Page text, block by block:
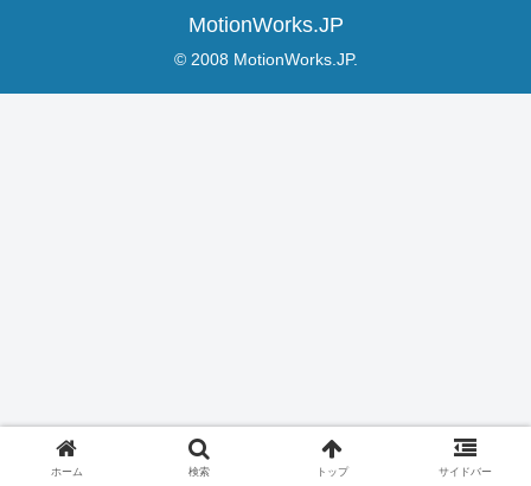
MotionWorks.JP
© 2008 MotionWorks.JP.
ホーム 検索 トップ サイドバー